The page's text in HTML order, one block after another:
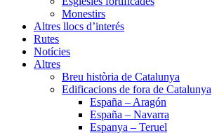
Monestirs
Altres llocs d’interés
Rutes
Notícies
Altres
Breu història de Catalunya
Edificacions de fora de Catalunya
España – Aragón
España – Navarra
Espanya – Teruel